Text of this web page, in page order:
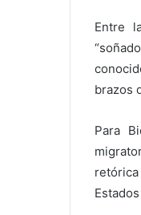
Entre
brazos
Para